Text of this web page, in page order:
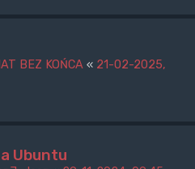
BEZ KOŃCA « 21-02-2025,
Ubuntu